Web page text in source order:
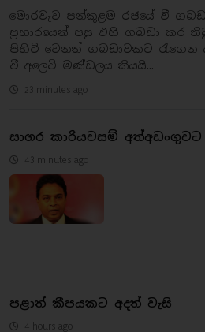
මොරවැව පන්කුළම රජයේ වී
ප්‍රහාරයෙන් පසු එහි ගබඩා කර
පිහිටි වෙනත් ගබඩාවකට රැගෙන
වී අලෙවි මණ්ඩලය කියයි...
23 minutes ago
සාගර කාරියවසම් අත්අඩංගුවට
43 minutes ago
පළාත් කීපයකට අදත් වැසි
4 hours ago